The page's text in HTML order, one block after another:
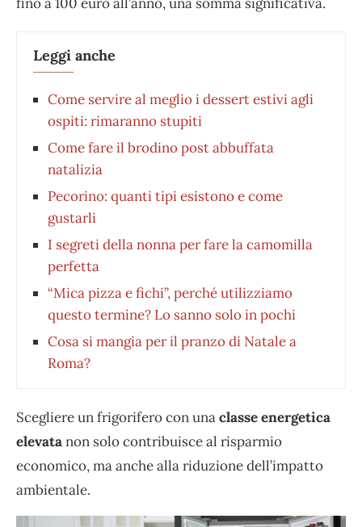
Leggi anche
Come servire al meglio i dessert estivi agli
ospiti: rimaranno stupiti
⁠Come fare il brodino post abbuffata
natalizia
Pecorino: quanti tipi esistono e come
gustarli
I segreti della nonna per fare la camomilla
perfetta
“Mica pizza e fichi”, perché utilizziamo
questo termine? Lo sanno solo in pochi
Cosa si mangia per il pranzo di Natale a
Roma?
Scegliere un frigorifero con unaclasse energetica
elevatanon solo contribuisce al risparmio
economico, ma anche alla riduzione dell’impatto
ambientale.